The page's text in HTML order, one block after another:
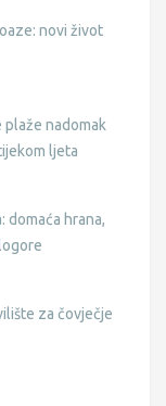
novi život
plaže nadomak
ljeta
domaća hrana,
za čovječje